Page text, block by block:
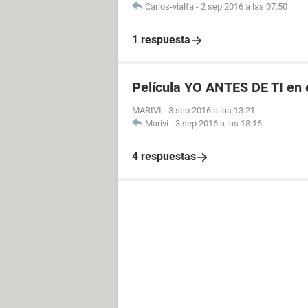
Carlos-vialfa - 2 sep 2016 a las 07:50
1 respuesta
Película YO ANTES DE TI en
MARIVI - 3 sep 2016 a las 13:21
Marivi - 3 sep 2016 a las 18:16
4 respuestas